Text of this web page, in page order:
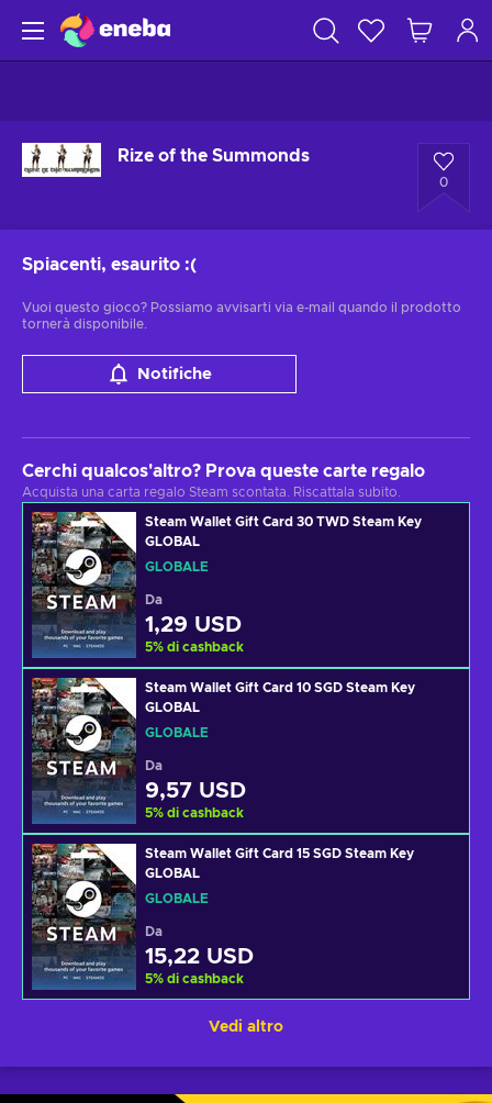
Rize of the Summonds
0
Spiacenti, esaurito :(
Vuoi questo gioco? Possiamo avvisarti via e-mail quando il prodotto
tornerà disponibile.
Notifiche
Cerchi qualcos'altro? Prova queste carte regalo
Acquista una carta regalo Steam scontata. Riscattala subito.
Steam Wallet Gift Card 30 TWD Steam Key
GLOBAL
GLOBALE
Da
1,29 USD
5% di cashback
Steam Wallet Gift Card 10 SGD Steam Key
GLOBAL
GLOBALE
Da
9,57 USD
5% di cashback
Steam Wallet Gift Card 15 SGD Steam Key
GLOBAL
GLOBALE
Da
15,22 USD
5% di cashback
Vedi altro